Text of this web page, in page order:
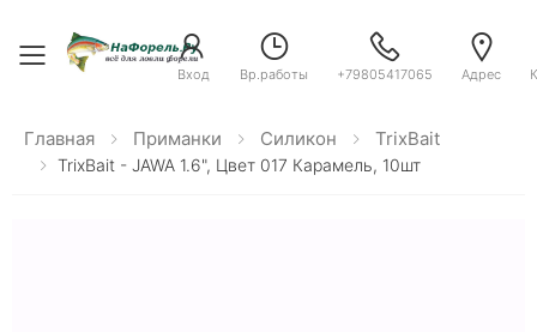
Toggle menu
Вход Вр.работы +79805417065 Адрес
Главная Приманки Силикон TrixBait
TrixBait - JAWA 1.6", Цвет 017 Карамель, 10шт